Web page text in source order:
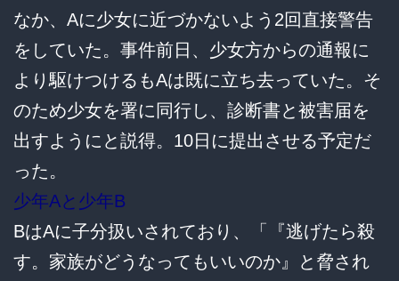
なか、Aに少女に近づかないよう2回直接警告
をしていた。事件前日、少女方からの通報に
より駆けつけるもAは既に立ち去っていた。そ
のため少女を署に同行し、診断書と被害届を
出すようにと説得。10日に提出させる予定だ
った。
少年Aと少年B
BはAに子分扱いされており、「『逃げたら殺
す。家族がどうなってもいいのか』と脅され